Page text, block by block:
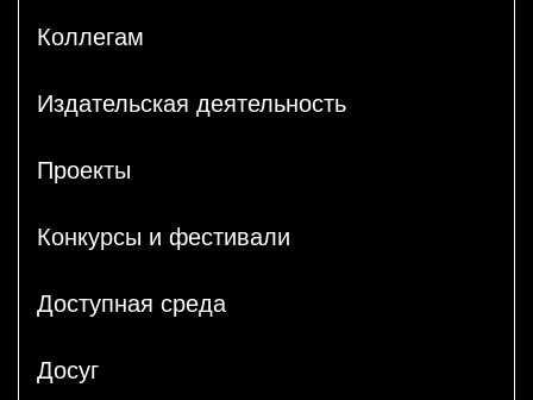
Коллегам
Издательская деятельность
Проекты
Конкурсы и фестивали
Доступная среда
Досуг